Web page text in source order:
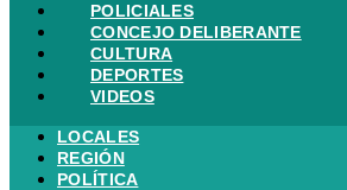
POLICIALES
CONCEJO DELIBERANTE
CULTURA
DEPORTES
VIDEOS
LOCALES
REGIÓN
POLÍTICA